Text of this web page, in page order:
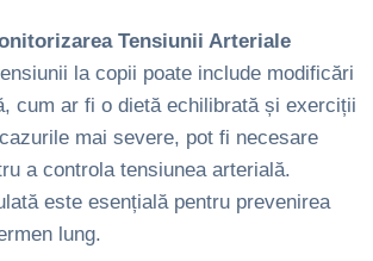
Tensiunii Arteriale
la copii poate include modificări
cum ar fi o dietă echilibrată și exerciții
mai severe, pot fi necesare
a controla tensiunea arterială.
este esențială pentru prevenirea
lung.